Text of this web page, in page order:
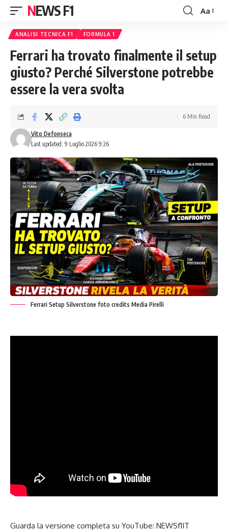
NEWS F1
Font
Aa
ANALISI TECNICA F1 FORMULA 1
Ferrari ha trovato finalmente il setup
giusto? Perché Silverstone potrebbe
essere la vera svolta
Last updated: 9 Luglio 2026 9:26
Vito Defonseca
6 Min Read
Ferrari Setup Silverstone foto credits Media Pirelli
Guarda la versione completa su YouTube: NEWSf1IT